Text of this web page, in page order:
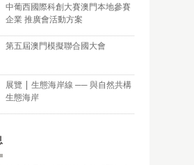
中葡西國際科創大賽澳門本地參賽
企業 推廣會活動方案
第五屆澳門模擬聯合國大會
展覽 | 生態海岸線 ── 與自然共構
生態海岸